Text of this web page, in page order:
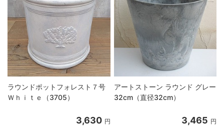
ラウンドポットフォレスト７号
Ｗｈｉｔｅ（3705）
3,630 円
アートストーン ラウンド グレー
32cm（直径32cm）
3,465 円